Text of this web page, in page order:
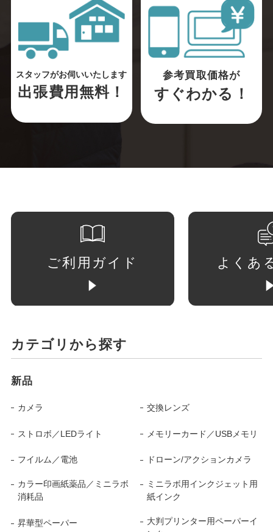
スタッフがお伺いいたします
出張費用無料！
参考買取価格が
すぐわかる！
ご利用ガイド よくあ
カテゴリから探す
新品
カメラ 交換レンズ
ストロボ／LEDライト メモリーカード／USBメモリ
フイルム／電池 ドローン/アクションカメラ
カラー印画紙薬品／ミニラボ
消耗品
ミニラボ用インクジェット用
紙インク
昇華型ペーパー
大判プリンター用ペーパーイ